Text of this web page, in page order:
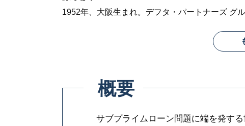
1952年、大阪生まれ。デフタ・パートナーズ グ
概要
サブプライムローン問題に端を発す